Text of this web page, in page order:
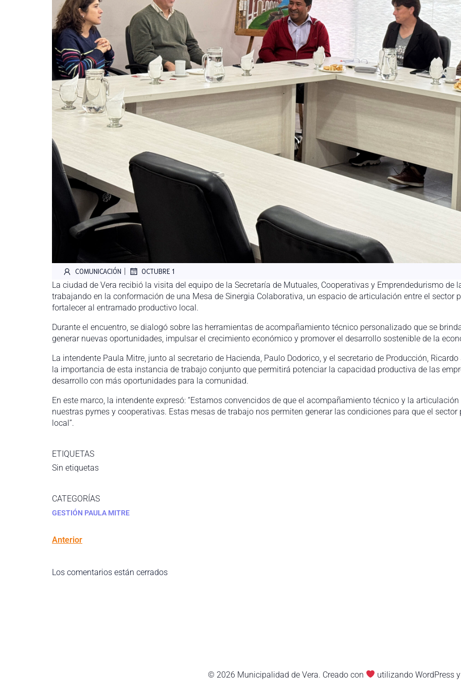
COMUNICACIÓN | OCTUBRE 1
La ciudad de Vera recibió la visita del equipo de la Secretaría de Mutuales, Cooperativas y Emprendedurismo de
trabajando en la conformación de una Mesa de Sinergia Colaborativa, un espacio de articulación entre el
fortalecer al entramado productivo local.
Durante el encuentro, se dialogó sobre las herramientas de acompañamiento técnico personalizado que se
generar nuevas oportunidades, impulsar el crecimiento económico y promover el desarrollo sostenible de la
La intendente Paula Mitre, junto al secretario de Hacienda, Paulo Dodorico, y el secretario de Producción,
la importancia de esta instancia de trabajo conjunto que permitirá potenciar la capacidad productiva de las
desarrollo con más oportunidades para la comunidad.
En este marco, la intendente expresó: “Estamos convencidos de que el acompañamiento técnico y la
nuestras pymes y cooperativas. Estas mesas de trabajo nos permiten generar las condiciones para que el
local”.
ETIQUETAS
Sin etiquetas
CATEGORÍAS
GESTIÓN PAULA MITRE
Anterior
Los comentarios están cerrados
© 2026 Municipalidad de Vera. Creado con utilizando WordPress